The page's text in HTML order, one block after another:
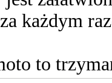
każdym
to